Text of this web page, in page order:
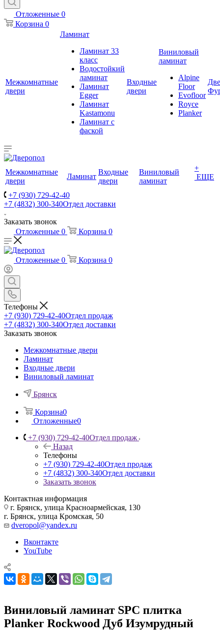
Отложенные 0
Корзина 0
Межкомнатные
двери
Ламинат
Ламинат 33
класс
Водостойкий
ламинат
Ламинат
Egger
Ламинат
Kastamonu
Ламинат с
фаской
Входные
двери
Виниловый
ламинат
Alpine
Floor
Evofloor
Royce
Planker
Межкомнатные
двери
Ламинат
Входные
двери
Виниловый
ламинат
+
ЕЩЕ
+7 (930) 729-42-40
+7 (4832) 300-340Отдел доставки
Заказать звонок
Отложенные 0 Корзина 0
Отложенные 0 Корзина 0
Телефоны
+7 (930) 729-42-40Отдел продаж
+7 (4832) 300-340Отдел доставки
Заказать звонок
Межкомнатные двери
Ламинат
Входные двери
Виниловый ламинат
Брянск
Корзина0
Отложенные0
+7 (930) 729-42-40Отдел продаж
Назад
Телефоны
+7 (930) 729-42-40Отдел продаж
+7 (4832) 300-340Отдел доставки
Заказать звонок
Контактная информация
г. Брянск, улица Красноармейская, 130
г. Брянск, улица Кромская, 50
dveropol@yandex.ru
Вконтакте
YouTube
Виниловый ламинат SPC плитка
Planker Rockwood Дуб Изумрудный